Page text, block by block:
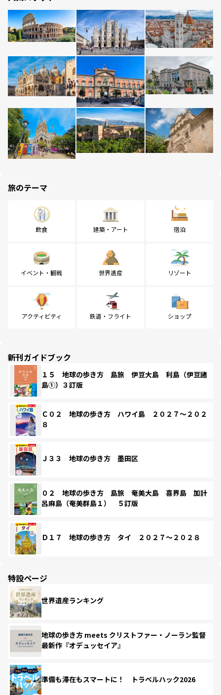
旅のテーマ
飲食 建築・アート 宿泊
イベント・観戦 世界遺産 リゾート
アクティビティ 鉄道・フライト ショップ
新刊ガイドブック
１５ 地球の歩き方 島旅 伊豆大島 利島（伊豆諸
島①）３訂版
Ｃ０２ 地球の歩き方 ハワイ島 ２０２７～２０２
８
Ｊ３３ 地球の歩き方 墨田区
０２ 地球の歩き方 島旅 奄美大島 喜界島 加計
呂麻島（奄美群島１） ５訂版
Ｄ１７ 地球の歩き方 タイ ２０２７～２０２８
特設ページ
世界遺産ランキング
地球の歩き方 meets クリストファー・ノーラン監督
最新作『オデュッセイア』
準備も滞在もスマートに！ トラベルハック2026